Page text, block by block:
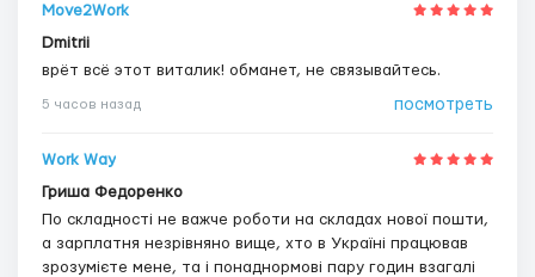
Move2Work
Dmitrii
врёт всё этот виталик! обманет, не связывайтесь.
5 часов назад посмотреть
Work Way
Гриша Федоренко
По складності не важче роботи на складах нової пошти,
а зарплатня незрівняно вище, хто в Україні працював
зрозумієте мене, та і понаднормові пару годин взагалі